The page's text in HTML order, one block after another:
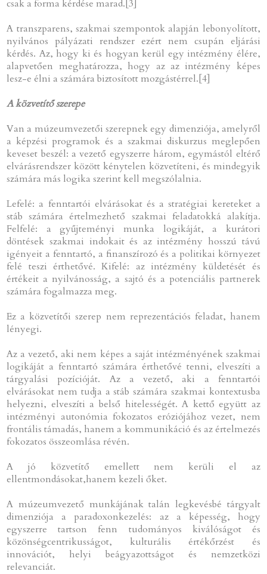
csak a forma kérdése marad.[3]
A transzparens, szakmai szempontok alapján lebonyolított,
nyilvános pályázati rendszer ezért nem csupán eljárási
kérdés. Az, hogy ki és hogyan kerül egy intézmény élére,
alapvetően meghatározza, hogy az az intézmény képes
lesz-e élni a számára biztosított mozgástérrel.[4]
A közvetítő szerepe
Van a múzeumvezetői szerepnek egy dimenziója, amelyről
a képzési programok és a szakmai diskurzus meglepően
keveset beszél: a vezető egyszerre három, egymástól eltérő
elvárásrendszer között kénytelen közvetíteni, és mindegyik
számára más logika szerint kell megszólalnia.
Lefelé: a fenntartói elvárásokat és a stratégiai kereteket a
stáb számára értelmezhető szakmai feladatokká alakítja.
Felfelé: a gyűjteményi munka logikáját, a kurátori
döntések szakmai indokait és az intézmény hosszú távú
igényeit a fenntartó, a finanszírozó és a politikai környezet
felé teszi érthetővé. Kifelé: az intézmény küldetését és
értékeit a nyilvánosság, a sajtó és a potenciális partnerek
számára fogalmazza meg.
Ez a közvetítői szerep nem reprezentációs feladat, hanem
lényegi.
Az a vezető, aki nem képes a saját intézményének szakmai
logikáját a fenntartó számára érthetővé tenni, elveszíti a
tárgyalási pozícióját. Az a vezető, aki a fenntartói
elvárásokat nem tudja a stáb számára szakmai kontextusba
helyezni, elveszíti a belső hitelességét. A kettő együtt az
intézményi autonómia fokozatos eróziójához vezet, nem
frontális támadás, hanem a kommunikáció és az értelmezés
fokozatos összeomlása révén.
A jó közvetítő emellett nem kerüli el az
ellentmondásokat,hanem kezeli őket.
A múzeumvezető munkájának talán legkevésbé tárgyalt
dimenziója a paradoxonkezelés: az a képesség, hogy
egyszerre tartson fenn tudományos kiválóságot és
közönségcentrikusságot, kulturális értékőrzést és
innovációt, helyi beágyazottságot és nemzetközi
relevanciát.